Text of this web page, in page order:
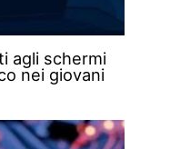
agli schermi
nei giovani